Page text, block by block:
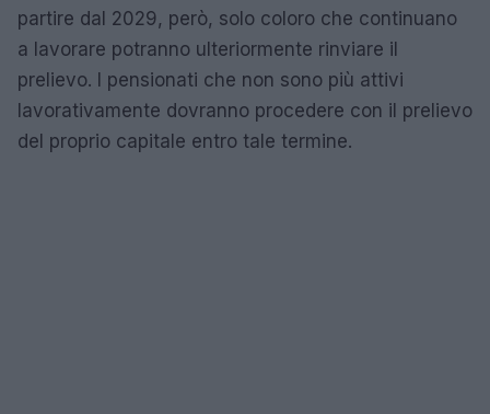
partire dal 2029, però, solo coloro che continuano
a lavorare potranno ulteriormente rinviare il
prelievo. I pensionati che non sono più attivi
lavorativamente dovranno procedere con il prelievo
del proprio capitale entro tale termine.